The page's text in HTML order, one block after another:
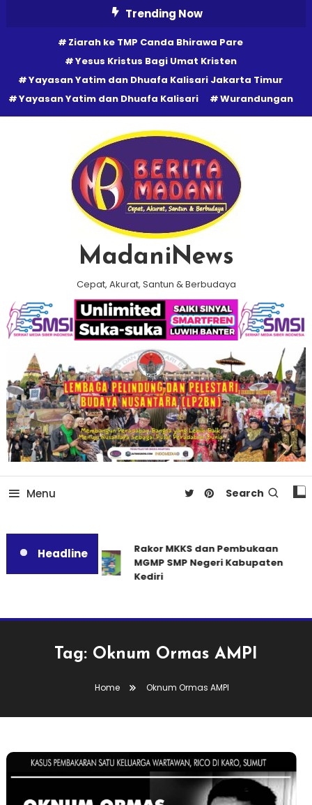
Trending Now
Ziarah ke TMP Canda Bhirawa Pare
Yesus Kristus Bagi Umat Kristen
Yayasan Yatim dan Dhuafa Kalisari Jakarta Timur
Yayasan Yatim dan Dhuafa Kalisari
Wurandungan
MadaniNews
Cepat, Akurat, Santun & Berbudaya
Menu Search
Headline
Rakor MKKS dan Pembukaan
MGMP SMP Negeri Kabupaten
Kediri
Tag: Oknum Ormas AMPI
Home Oknum Ormas AMPI